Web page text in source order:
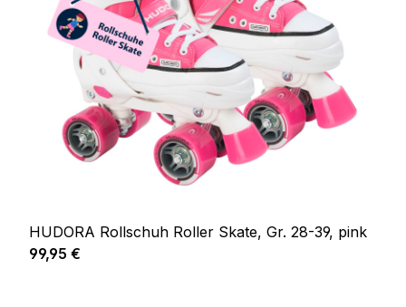
HUDORA Rollschuh Roller Skate, Gr. 28-39, pink
Regulärer Preis:
99,95 €